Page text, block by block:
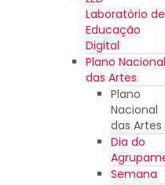
Laboratório de
Educação
Digital
Plano Nacional
das Artes
Plano
Nacional
das Artes
Dia do
Semana